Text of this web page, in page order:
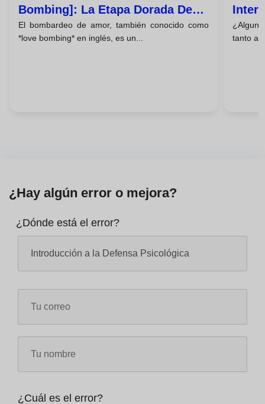
Bombing]: La Etapa Dorada De
La Manipulación Emocional
El bombardeo de amor, también conocido como
*love bombing* en inglés, es un...
tanto
¿Hay algún error o mejora?
¿Dónde está el error?
¿Cuál es el error?